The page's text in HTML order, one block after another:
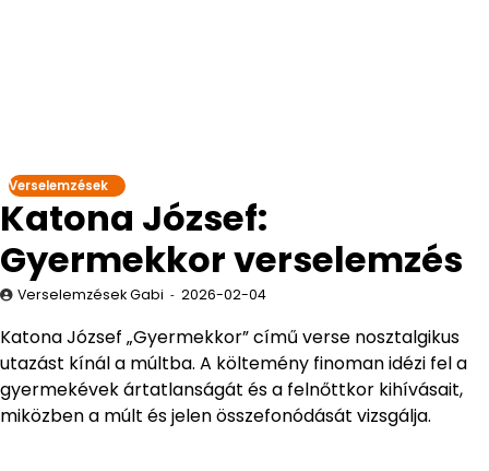
Verselemzések
Katona József:
Gyermekkor verselemzés
Verselemzések Gabi 2026-02-04
Katona József „Gyermekkor” című verse nosztalgikus
utazást kínál a múltba. A költemény finoman idézi fel a
gyermekévek ártatlanságát és a felnőttkor kihívásait,
miközben a múlt és jelen összefonódását vizsgálja.